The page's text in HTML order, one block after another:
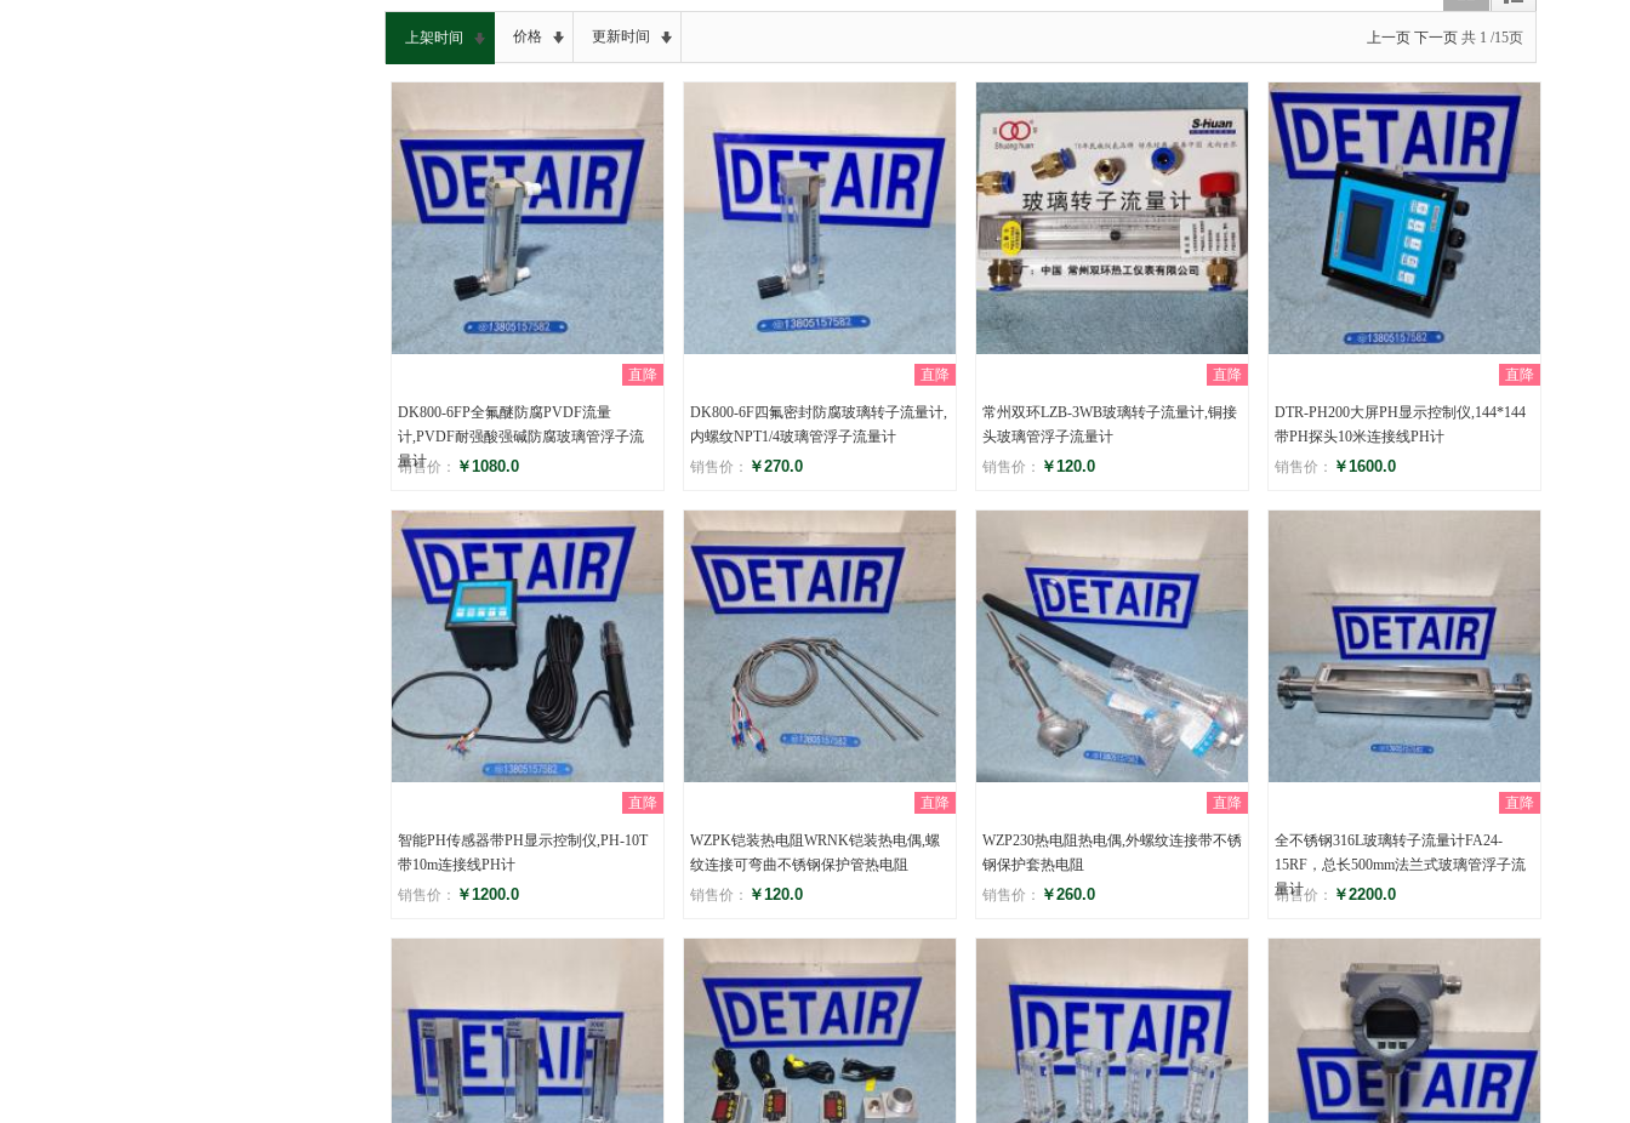
上架时间 价格 更新时间 上一页 下一页 共 1 /15页
直降
DK800-6FP全氟醚防腐PVDF流量
计,PVDF耐强酸强碱防腐玻璃管浮子流
量计
销售价： ￥1080.0
评分
()
直降
DK800-6F四氟密封防腐玻璃转子流量计,
内螺纹NPT1/4玻璃管浮子流量计
销售价： ￥270.0
评分
()
直降
常州双环LZB-3WB玻璃转子流量计,铜接
头玻璃管浮子流量计
销售价： ￥120.0
评分
直降
DTR-PH200大屏PH显示控制仪,144*144
带PH探头10米连接线PH计
销售价： ￥1600.0
评分
直降
智能PH传感器带PH显示控制仪,PH-10T
带10m连接线PH计
销售价： ￥1200.0
评分
直降
WZPK铠装热电阻WRNK铠装热电偶,螺
纹连接可弯曲不锈钢保护管热电阻
销售价： ￥120.0
评分
()
直降
WZP230热电阻热电偶,外螺纹连接带不锈
钢保护套热电阻
销售价： ￥260.0
评分
直降
全不锈钢316L玻璃转子流量计FA24-
15RF，总长500mm法兰式玻璃管浮子流
量计
销售价： ￥2200.0
评分
()